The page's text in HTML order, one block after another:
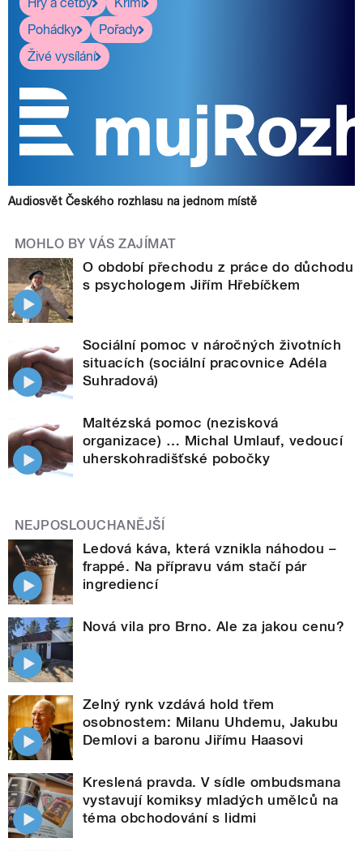
Pohádky
Pořady
Živé vysílání
Audiosvět Českého rozhlasu na jednom místě
MOHLO BY VÁS ZAJÍMAT
O období přechodu z práce do důchodu
s psychologem Jiřím Hřebíčkem
Sociální pomoc v náročných životních
situacích (sociální pracovnice Adéla
Suhradová)
Maltézská pomoc (nezisková
organizace) … Michal Umlauf, vedoucí
uherskohradišťské pobočky
NEJPOSLOUCHANĚJŠÍ
Ledová káva, která vznikla náhodou –
frappé. Na přípravu vám stačí pár
ingrediencí
Nová vila pro Brno. Ale za jakou cenu?
Zelný rynk vzdává hold třem
osobnostem: Milanu Uhdemu, Jakubu
Demlovi a baronu Jiřímu Haasovi
Kreslená pravda. V sídle ombudsmana
vystavují komiksy mladých umělců na
téma obchodování s lidmi